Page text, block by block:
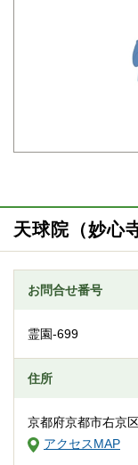
天球院（妙心
お問合せ番号
霊園-699
住所
京都府京都市右京
アクセスMAP